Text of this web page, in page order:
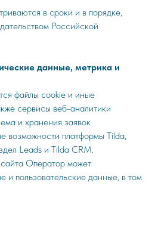
в сроки и в порядке,
Российской
данные, метрика и
файлы cookie и иные
сервисы веб-аналитики
и хранения заявок
возможности платформы Tilda,
Leads и Tilda CRM.
Оператор может
и пользовательские данные, в том